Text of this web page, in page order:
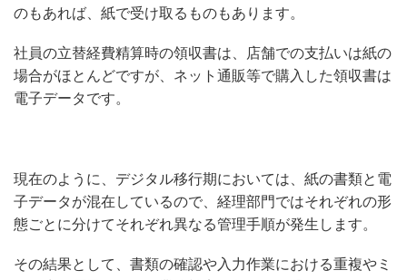
のもあれば、紙で受け取るものもあります。
社員の立替経費精算時の領収書は、店舗での支払いは紙の
場合がほとんどですが、ネット通販等で購入した領収書は
電子データです。
現在のように、デジタル移行期においては、紙の書類と電
子データが混在しているので、経理部門ではそれぞれの形
態ごとに分けてそれぞれ異なる管理手順が発生します。
その結果として、書類の確認や入力作業における重複やミ